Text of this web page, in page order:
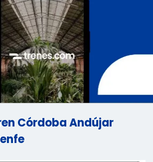
Córdoba Andújar